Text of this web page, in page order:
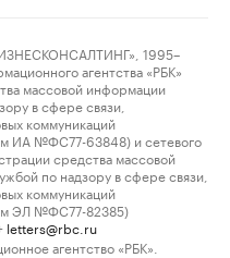
1995–
агентства «РБК»
массовой информации
в сфере связи,
коммуникаций
ИА №ФС77-63848) и сетевого
средства массовой
по надзору в сфере связи,
коммуникаций
ЭЛ №ФС77-82385)
letters@rbc.ru
агентство «РБК».